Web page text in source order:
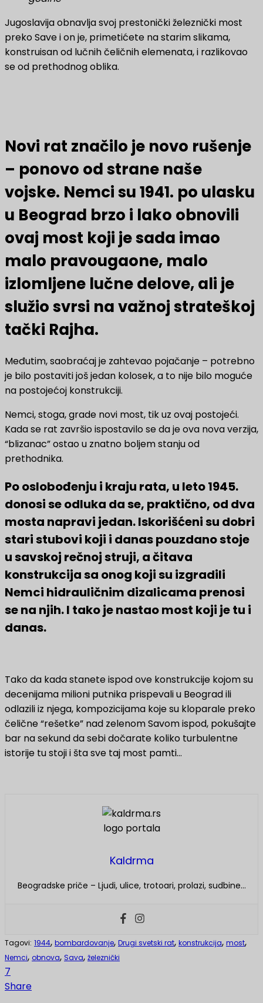
Jugoslavija obnavlja svoj prestonički železnički most
preko Save i on je, primetićete na starim slikama,
konstruisan od lučnih čeličnih elemenata, i razlikovao
se od prethodnog oblika.
Novi rat značilo je novo rušenje
– ponovo od strane naše
vojske. Nemci su 1941. po ulasku
u Beograd brzo i lako obnovili
ovaj most koji je sada imao
malo pravougaone, malo
izlomljene lučne delove, ali je
služio svrsi na važnoj strateškoj
tački Rajha.
Međutim, saobraćaj je zahtevao pojačanje – potrebno
je bilo postaviti još jedan kolosek, a to nije bilo moguće
na postojećoj konstrukciji.
Nemci, stoga, grade novi most, tik uz ovaj postojeći.
Kada se rat završio ispostavilo se da je ova nova verzija,
“blizanac” ostao u znatno boljem stanju od
prethodnika.
Po oslobođenju i kraju rata, u leto 1945.
donosi se odluka da se, praktično, od dva
mosta napravi jedan. Iskorišćeni su dobri
stari stubovi koji i danas pouzdano stoje
u savskoj rečnoj struji, a čitava
konstrukcija sa onog koji su izgradili
Nemci hidrauličnim dizalicama prenosi
se na njih. I tako je nastao most koji je tu i
danas.
Tako da kada stanete ispod ove konstrukcije kojom su
decenijama milioni putnika prispevali u Beograd ili
odlazili iz njega, kompozicijama koje su kloparale preko
čelične “rešetke” nad zelenom Savom ispod, pokušajte
bar na sekund da sebi dočarate koliko turbulentne
istorije tu stoji i šta sve taj most pamti…
Kaldrma
Beogradske priče – Ljudi, ulice, trotoari, prolazi, sudbine…
Tagovi: 1944, bombardovanje, Drugi svetski rat, konstrukcija, most,
Nemci, obnova, Sava, železnički
7
Share